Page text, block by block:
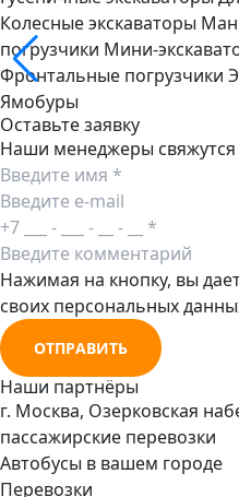
Колесные экскаваторы
погрузчики Мини-
Фронтальные погрузчики
Ямобуры
Оставьте заявку
Наши менеджеры
Нажимая на кнопку, вы
своих персональных
ОТПРАВИТЬ
Наши партнёры
г. Москва, Озерковская
пассажирские перевозки
Автобусы в вашем городе
Перевозки